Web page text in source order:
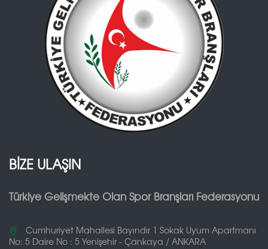
BİZE ULAŞIN
Türkiye Gelişmekte Olan Spor Branşları Federasyonu
Cumhuriyet Mahallesi Bayındır 1 Sokak Uyum Apartmanı
No: 5 Daire No : 5 Yenişehir - Çankaya / ANKARA